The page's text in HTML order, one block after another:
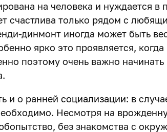
на человека и нуждается в
счастлива только рядом с
динмонт иногда может быть
ярко это проявляется,
поэтому очень важно начинать
и о ранней социализации: в
Несмотря на
без знакомства с